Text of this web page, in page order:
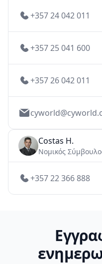
+357 24 042 011
+357 25 041 600
+357 26 042 011
Costas H.
Νομικός
+357 22 366 888